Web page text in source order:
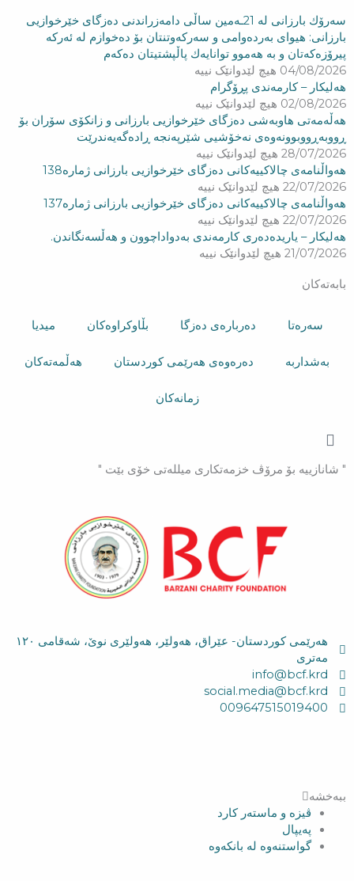
سه‌رۆك بارزانی له‌ 21ـه‌مین ساڵی دامەزراندنی دەزگای خێرخوازیی
بارزانی: هیوای بەردەوامی و سەركەوتنتان بۆ دەخوازم لە ئەركە
پیرۆزەكەتان و بە هەموو توانایەك پاڵپشتیتان دەكەم
04/08/2026 هیچ لێدوانێک نییە
هەلیکار – کارمەندی پڕۆگرام
02/08/2026 هیچ لێدوانێک نییە
هه‌ڵه‌مه‌تی هاو‌به‌شی ده‌زگای خێرخوازیی بارزانی و زانكۆی سۆران بۆ
ڕووبه‌ڕووبوونه‌وه‌ی نه‌خۆشیی شێرپه‌نجه‌ ڕاده‌گه‌یه‌ندرێت
28/07/2026 هیچ لێدوانێک نییە
هەواڵنامەی چالاکییەکانی دەزگای خێرخوازیی بارزانی ژمارە138
22/07/2026 هیچ لێدوانێک نییە
هەواڵنامەی چالاکییەکانی دەزگای خێرخوازیی بارزانی ژمارە137
22/07/2026 هیچ لێدوانێک نییە
هەلیکار – یاریدەدەری کارمەندی بەدواداچوون و هەڵسەنگاندن.
21/07/2026 هیچ لێدوانێک نییە
بابەتەکان
سەرەتا دەربارەی دەزگا بڵاوکراوەکان میدیا
بەشداربە دەرەوەی هەرێمی کوردستان هەڵمەتەکان
زمانەکان
" شانازییه بۆ مرۆڤ خزمەتكاری میللەتی خۆی بێت "
هەرێمی کوردستان- عێراق، هەولێر، هەولێری نوێ، شەقامی ١٢٠
مەتری
info@bcf.krd
social.media@bcf.krd
009647515019400
ببەخشە
ڤیزە و ماستەر کارد
پەیپال
گواستنەوە لە بانکەوە